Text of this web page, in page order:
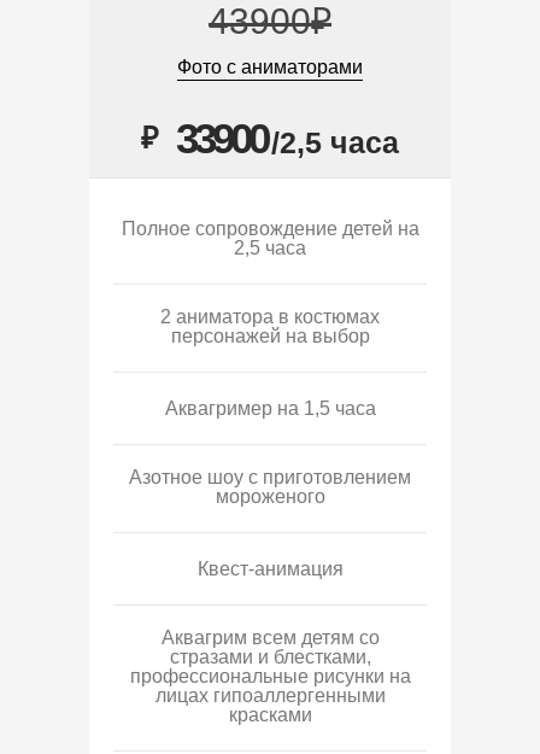
43900₽
Фото с аниматорами
₽ 33900/2,5 часа
Полное сопровождение детей на
2,5 часа
2 аниматора в костюмах
персонажей на выбор
Аквагример на 1,5 часа
Азотное шоу с приготовлением
мороженого
Квест-анимация
Аквагрим всем детям со
стразами и блестками,
профессиональные рисунки на
лицах гипоаллергенными
красками